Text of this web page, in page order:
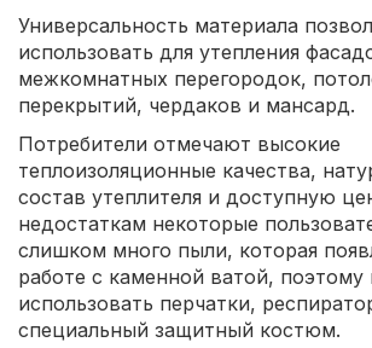
Универсальность материала
использовать для утепления
межкомнатных перегородок,
перекрытий, чердаков и мансард.
Потребители отмечают высокие
теплоизоляционные качества,
состав утеплителя и доступную
недостаткам некоторые
слишком много пыли, которая
работе с каменной ватой,
использовать перчатки,
специальный защитный костюм.